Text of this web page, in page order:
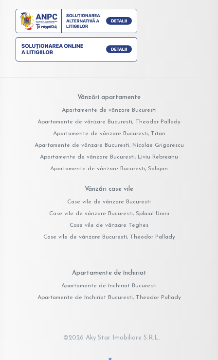
Vânzări apartamente
Apartamente de vânzare Bucuresti
Apartamente de vânzare Bucuresti, Theodor Pallady
Apartamente de vânzare Bucuresti, Titan
Apartamente de vânzare Bucuresti, Nicolae Grigorescu
Apartamente de vânzare Bucuresti, Liviu Rebreanu
Apartamente de vânzare Bucuresti, Salajan
Vânzări case vile
Case vile de vânzare Bucuresti
Case vile de vânzare Bucuresti, Splaiul Unirii
Case vile de vânzare Teghes
Case vile de vânzare Bucuresti, Theodor Pallady
Apartamente de închiriat
Apartamente de închiriat Bucuresti
Apartamente de închiriat Bucuresti, Theodor Pallady
©2026 Aky Star Imobiliare S.R.L.